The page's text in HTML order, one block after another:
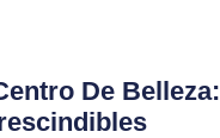
De Belleza: